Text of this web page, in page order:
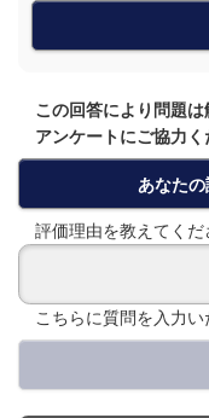
この回答により問題は
アンケートにご協力く
あなた
評価理由を教えてくだ
こちらに質問を入力い